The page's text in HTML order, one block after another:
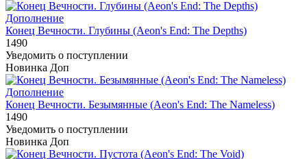
Дополнение
Конец Вечности. Глубины (Aeon's End: The Depths)
1490
Уведомить о поступлении
Новинка Доп
Дополнение
Конец Вечности. Безымянные (Aeon's End: The Nameless)
1490
Уведомить о поступлении
Новинка Доп